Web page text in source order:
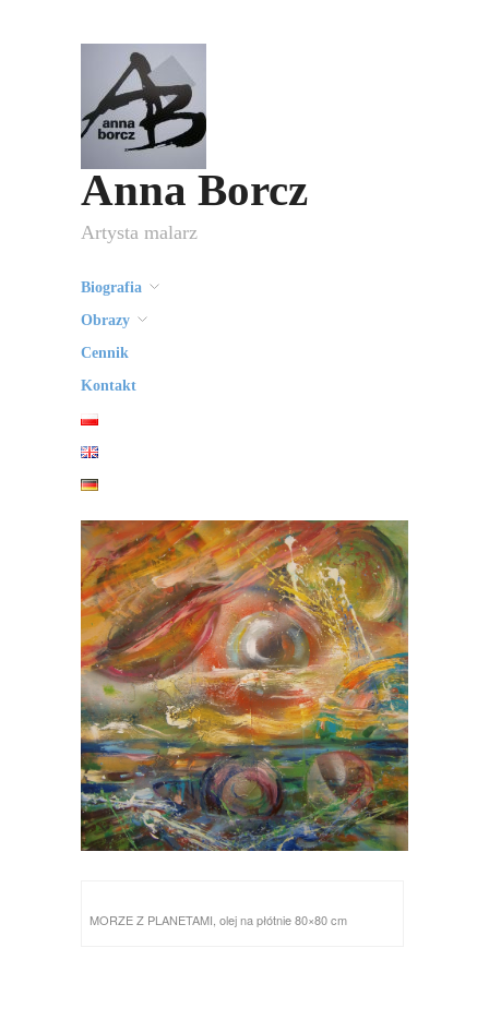
Anna Borcz
Artysta malarz
Biografia
Obrazy
Cennik
Kontakt
MORZE Z PLANETAMI, olej na płótnie 80×80 cm